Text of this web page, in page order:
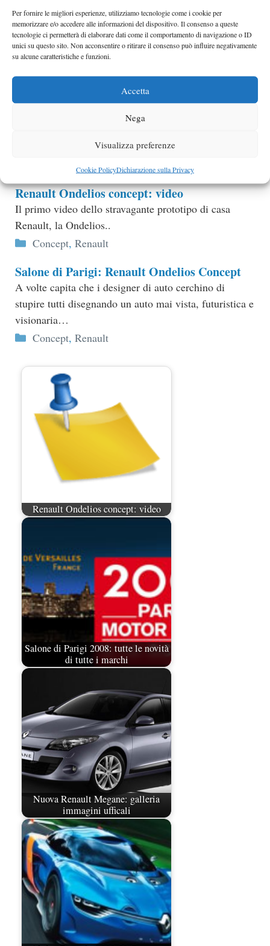
Per fornire le migliori esperienze, utilizziamo tecnologie come i cookie per
memorizzare e/o accedere alle informazioni del dispositivo. Il consenso a queste
tecnologie ci permetterà di elaborare dati come il comportamento di navigazione o ID
unici su questo sito. Non acconsentire o ritirare il consenso può influire negativamente
su alcune caratteristiche e funzioni.
Accetta
Nega
Visualizza preferenze
Cookie PolicyDichiarazione sulla Privacy
Numerosi fonti danno per scontato che il Salone
dell’Auto di Los Angeles sarà il luogo scelto da
Volkswagen per il debutto di un concept…
Honda V4 Revolution
La storia del V4 in casa Honda inizia trent’anni fa,
Renault Ondelios concept: video
Il primo video dello stravagante prototipo di casa
Renault, la Ondelios..
Categorie
Concept, Renault
Salone di Parigi: Renault Ondelios Concept
A volte capita che i designer di auto cerchino di
stupire tutti disegnando un auto mai vista, futuristica e
visionaria…
Categorie
Concept, Renault
Renault Ondelios concept: video
Salone di Parigi 2008: tutte le novità
di tutte i marchi
Nuova Renault Megane: galleria
immagini ufficali